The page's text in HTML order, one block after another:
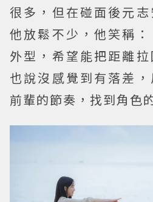
很多，但在碰面後元
他放鬆不少，他笑稱
外型，希望能把距離
也說沒感覺到有落差
前輩的節奏，找到角色